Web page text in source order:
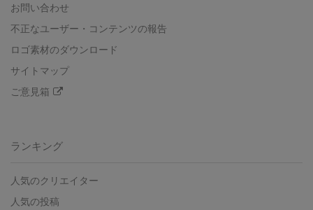
お問い合わせ
不正なユーザー・コンテンツの報告
ロゴ素材のダウンロード
サイトマップ
ご意見箱
ランキング
人気のクリエイター
人気の投稿